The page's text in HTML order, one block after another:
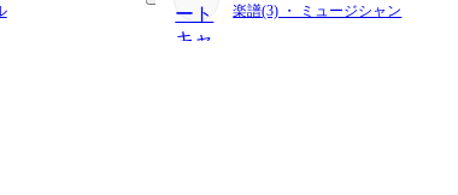
楽譜(3) ・ ミュージシャン